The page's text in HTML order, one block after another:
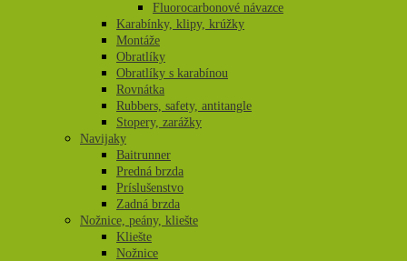
Fluorocarbonové návazce
Karabínky, klipy, krúžky
Montáže
Obratlíky
Obratlíky s karabínou
Rovnátka
Rubbers, safety, antitangle
Stopery, zarážky
Navijaky
Baitrunner
Predná brzda
Príslušenstvo
Zadná brzda
Nožnice, peány, kliešte
Kliešte
Nožnice